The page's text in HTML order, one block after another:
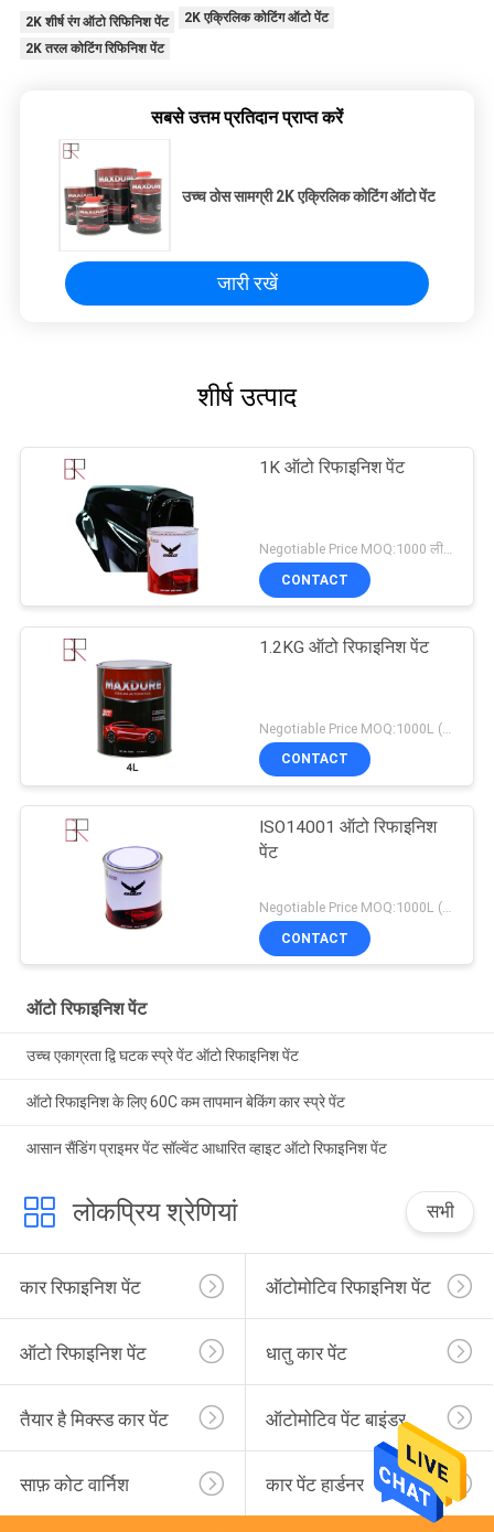
2K शीर्ष रंग ऑटो रिफिनिश पेंट
2K एक्रिलिक कोटिंग ऑटो पेंट
2K तरल कोटिंग रिफिनिश पेंट
सबसे उत्तम प्रतिदान प्राप्त करें
उच्च ठोस सामग्री 2K एक्रिलिक कोटिंग ऑटो पेंट
जारी रखें
शीर्ष उत्पाद
1K ऑटो रिफाइनिश पेंट
CONTACT
1.2KG ऑटो रिफाइनिश पेंट
CONTACT
ISO14001 ऑटो रिफाइनिश
पेंट
Negotiable Price MOQ:1000L (मिश्रित आइटम स्वीकार्य है)
CONTACT
ऑटो रिफाइनिश पेंट
उच्च एकाग्रता द्वि घटक स्प्रे पेंट ऑटो रिफाइनिश पेंट
ऑटो रिफाइनिश के लिए 60C कम तापमान बेकिंग कार स्प्रे पेंट
आसान सैंडिंग प्राइमर पेंट सॉल्वेंट आधारित व्हाइट ऑटो रिफाइनिश पेंट
लोकप्रिय श्रेणियां सभी
कार रिफाइनिश पेंट ऑटोमोटिव रिफाइनिश पेंट
ऑटो रिफाइनिश पेंट धातु कार पेंट
तैयार है मिक्स्ड कार पेंट ऑटोमोटिव पेंट बाइंडर
साफ़ कोट वार्निश कार पेंट हार्डनर